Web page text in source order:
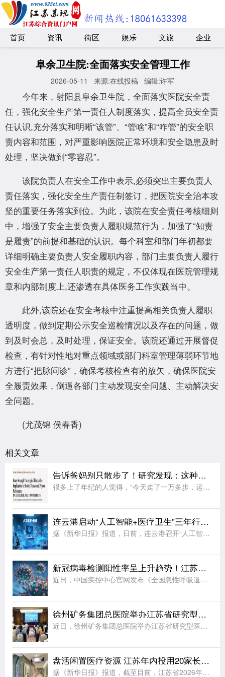
首页 资讯 街区 娱乐 文旅 企业
阜余卫生院:全面落实安全管理工作
2026-05-11 来源:在线投稿 编辑:许军
今年来，射阳县阜余卫生院，全面落实医院安全责
任，强化安全生产第一责任人制度落实，提高全员安全责
任认识,充分落实和明晰“该管”、“管啥”和“咋管”的安全职
责内容和范围，对严重影响医院正常环境和安全隐患及时
处理，坚决做到“零容忍”。
该院负责人在安全工作中表示,必须突出主要负责人
责任落实，强化安全生产责任制签订，把医院安全治本攻
坚的重要任务落实到位。为此，该院在安全责任考核细则
中，增强了安全主要负责人履职规范行为，加强了“知责
是履责”的前提和基础的认识。每个科室和部门年初都要
详细明确主要负责人安全履职内容，部门主要负责人履行
安全生产第一责任人职责的规定，不仅体现在医院管理规
章和内部制度上,还渗透在具体医务工作实践当中。
此外,该院还在安全考核中注重提高相关负责人履职
透明度，做到定期公示安全巡检情况以及存在的问题，做
到及时会总，及时处理，保证安全。该院还通过开展督促
检查，有针对性地对重点领域或部门科室管理薄弱环节地
方进行“把脉问诊”，确保考核检查有的放矢，确保医院安
全履责效果，倒逼各部门主动发现安全问题、主动解决安
全问题。
(尤茂锦 侯春香)
相关文章
告诉爸妈别只散步了！研究发现：这种被忽视的运动，才是抗衰老的王牌
很多上了年纪的人觉得，“今天走了一万多步，运动就算达标了”。其实，这更多只是日常“身体活动量”，并非强身健体、抗衰老的运动量。日前，一项研究显示：对中老年人而言，真正的“抗衰老王牌运动”，不是散步，而
连云港启动“人工智能+医疗卫生”三年行动计划
据《新华日报》报道，日前，连云港召开“人工智能+医疗卫生”路演会，正式启动“人工智能+医疗卫生”三年行动计划(2026—2028年)。计划立足当地医疗发展实际，围绕8个类别打造“小巧灵”应用场景，梳理
新冠病毒检测阳性率呈上升趋势！江苏疾控发出提醒
近日，中国疾控中心官网发布《全国急性呼吸道传染病哨点监测情况(2026年第30周，7月20日-26日)》：近期，新型冠状病毒检测阳性率持续走高，疫情整体处于中等流行水平。具体来说，在哨点医院门急诊流感
徐州矿务集团总医院举办江苏省研究型医学会眩晕专业委员会第七次学术会议
近日，徐州矿务集团总医院举办江苏省研究型医院学会眩晕专业委员会第七次学术会议。北京大学第一医院神经内科主任医师、教授，中国老年医学学会眩晕、前庭医学分会会长杨旭;徐州矿务集团总医院院长荣良群;天津市第
盘活闲置医疗资源 江苏年内投用20家长护专区
据《新华日报》报道，截至目前，江苏省2026年民生实事项目——新增20家基层医疗卫生机构长期护理专区，已有12家通过验收并投入使用，其余8家完成基础设施改造，预计9月底前全部建成。今年初，江苏省卫生健